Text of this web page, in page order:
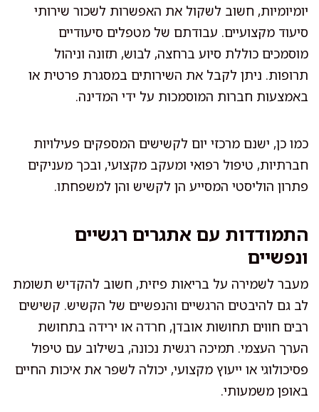
יומיומיות, חשוב לשקול את האפשרות לשכור שירותי
סיעוד מקצועיים. עבודתם של מטפלים סיעודיים
מוסמכים כוללת סיוע ברחצה, לבוש, תזונה וניהול
תרופות. ניתן לקבל את השירותים במסגרת פרטית או
באמצעות חברות המוסמכות על ידי המדינה.
כמו כן, ישנם מרכזי יום לקשישים המספקים פעילויות
חברתיות, טיפול רפואי ומעקב מקצועי, ובכך מעניקים
פתרון הוליסטי המסייע הן לקשיש והן למשפחתו.
התמודדות עם אתגרים רגשיים
ונפשיים
מעבר לשמירה על בריאות פיזית, חשוב להקדיש תשומת
לב גם להיבטים הרגשיים והנפשיים של הקשיש. קשישים
רבים חווים תחושות אובדן, חרדה או ירידה בתחושת
הערך העצמי. תמיכה רגשית נכונה, בשילוב עם טיפול
פסיכולוגי או ייעוץ מקצועי, יכולה לשפר את איכות החיים
באופן משמעותי.